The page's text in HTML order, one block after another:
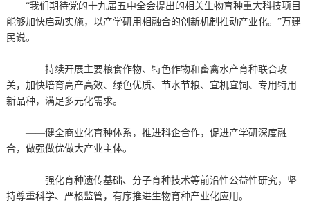
“我们期待党的十九届五中全会提出的相关生物育种重大科技项目
能够加快启动实施，以产学研用相融合的创新机制推动产业化。”万建
民说。
——持续开展主要粮食作物、特色作物和畜禽水产育种联合攻
关，加快培育高产高效、绿色优质、节水节粮、宜机宜饲、专用特用
新品种，满足多元化需求。
——健全商业化育种体系，推进科企合作，促进产学研深度融
合，做强做优做大产业主体。
——强化育种遗传基础、分子育种技术等前沿性公益性研究，坚
持尊重科学、严格监管，有序推进生物育种产业化应用。